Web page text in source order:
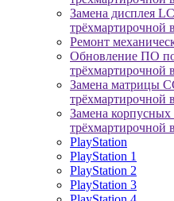
Замена дисплея
трёхмартирочной
Ремонт
Обновление ПО
трёхмартирочной
Замена матрицы
трёхмартирочной
Замена корпусных
трёхмартирочной
PlayStation
PlayStation 1
PlayStation 2
PlayStation 3